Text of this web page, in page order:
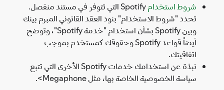
شروط استخدام
Spotify التي تتوفر في مستند منفصل.
تحدد "شروط الاستخدام" بنود العقد القانوني المبرم بينك
وبين Spotify بشأن استخدام "خدمة Spotify"، وتوضح
أيضاً قواعد Spotify وحقوقك كمستخدم بموجب
اتفاقيتك.
نبذة عن استخدامك خدمات Spotify الأخرى التي تتبع
سياسة الخصوصية الخاصة بها، مثل Megaphone>.